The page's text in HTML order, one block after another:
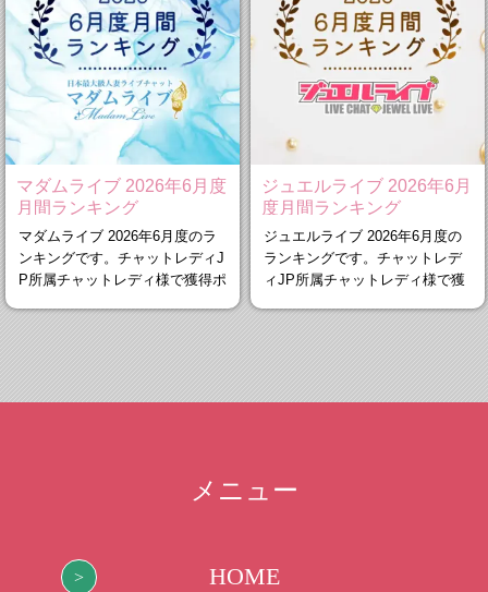
マダムライブ 2026年6月度
月間ランキング
マダムライブ 2026年6月度のラ
ンキングです。チャットレディJ
P所属チャットレディ様で獲得ポ
ジュエルライブ 2026年6月
度月間ランキング
ジュエルライブ 2026年6月度の
ランキングです。チャットレデ
ィJP所属チャットレディ様で獲
メニュー
HOME